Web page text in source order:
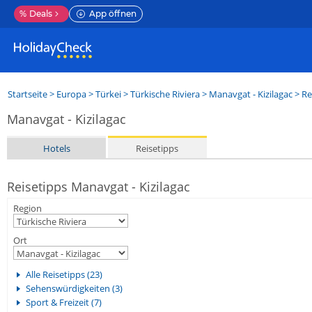
% Deals App öffnen
Startseite> Europa>Türkei>Türkische Riviera> Manavgat - Kizilagac>
Manavgat - Kizilagac
Hotels Reisetipps
Reisetipps Manavgat - Kizilagac
Region
Ort
Alle Reisetipps (23)
Sehenswürdigkeiten (3)
Sport & Freizeit (7)